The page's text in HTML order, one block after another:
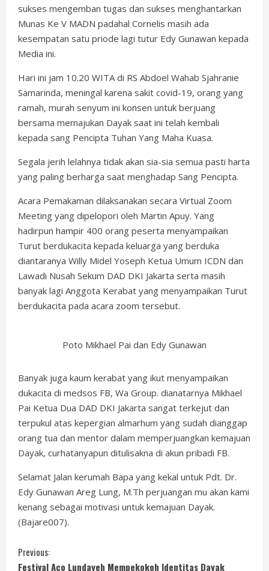
sukses mengemban tugas dan sukses menghantarkan
Munas Ke V MADN padahal Cornelis masih ada
kesempatan satu priode lagi tutur Edy Gunawan kepada
Media ini.
Hari ini jam 10.20 WITA di RS Abdoel Wahab Sjahranie
Samarinda, meningal karena sakit covid-19, orang yang
ramah, murah senyum ini konsen untuk berjuang
bersama memajukan Dayak saat ini telah kembali
kepada sang Pencipta Tuhan Yang Maha Kuasa.
Segala jerih lelahnya tidak akan sia-sia semua pasti harta
yang paling berharga saat menghadap Sang Pencipta.
Acara Pemakaman dilaksanakan secara Virtual Zoom
Meeting yang dipelopori oleh Martin Apuy. Yang
hadirpun hampir 400 orang peserta menyampaikan
Turut berdukacita kepada keluarga yang berduka
diantaranya Willy Midel Yoseph Ketua Umum ICDN dan
Lawadi Nusah Sekum DAD DKI Jakarta serta masih
banyak lagi Anggota Kerabat yang menyampaikan Turut
berdukacita pada acara zoom tersebut.
Poto Mikhael Pai dan Edy Gunawan
Banyak juga kaum kerabat yang ikut menyampaikan
dukacita di medsos FB, Wa Group. dianatarnya Mikhael
Pai Ketua Dua DAD DKI Jakarta sangat terkejut dan
terpukul atas kepergian almarhum yang sudah dianggap
orang tua dan mentor dalam memperjuangkan kemajuan
Dayak, curhatanyapun ditulisakna di akun pribadi FB.
Selamat Jalan kerumah Bapa yang kekal untuk Pdt. Dr.
Edy Gunawan Areg Lung, M.Th perjuangan mu akan kami
kenang sebagai motivasi untuk kemajuan Dayak.
(Bajare007).
C
Previous:
Festival Aco Lundayeh Mempekokoh Identitas Dayak